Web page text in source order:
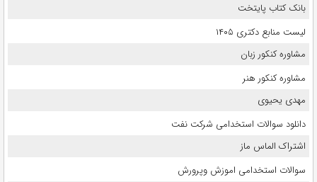
بانک کتاب پایتخت
لیست منابع دکتری ۱۴۰۵
مشاوره کنکور زبان
مشاوره کنکور هنر
مهدی یحیوی
دانلود سوالات استخدامی شرکت نفت
اشتراک الماس ماز
سوالات استخدامی اموزش وپرورش